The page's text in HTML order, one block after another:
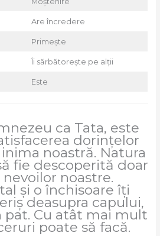
Are încredere
Primește
Îi sărbătorește pe alții
Este
ca Tata, este
dorințelor
noastră. Natura
fie descoperită doar
noastre.
și o închisoare îți
deasupra capului,
pat. Cu atât mai mult
poate să facă.